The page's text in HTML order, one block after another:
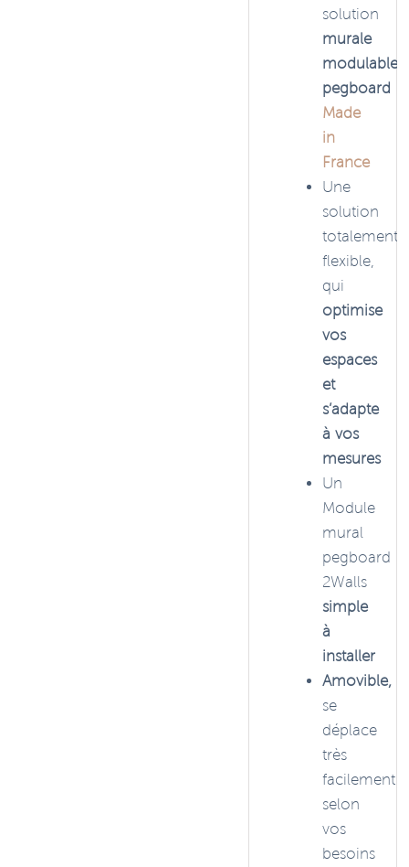
solution
murale
modulable
pegboard
Made
in
France
Une
solution
totalement
flexible,
qui
optimise
vos
espaces
et
s’adapte
à vos
mesures
Un
Module
mural
pegboard
2Walls
simple
à
installer
Amovible,
se
déplace
très
facilement
selon
vos
besoins